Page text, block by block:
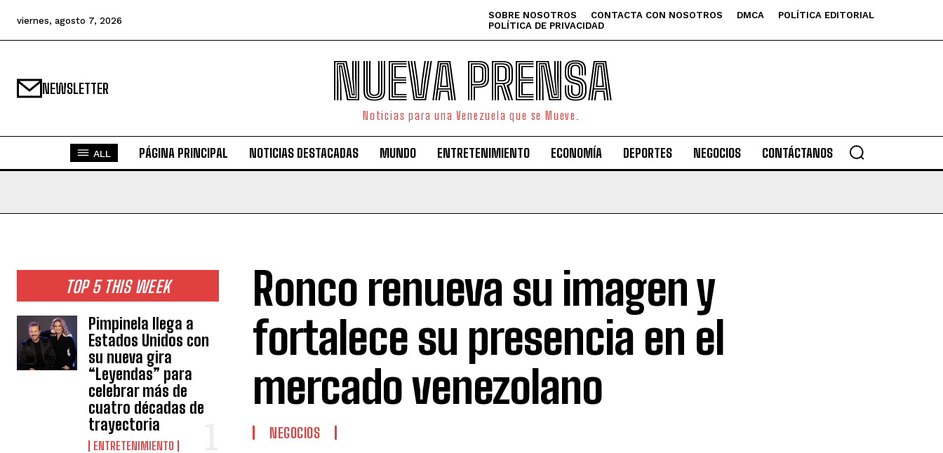
viernes, agosto 7, 2026 SOBRE NOSOTROS CONTACTA CON NOSOTROS DMCA
POLÍTICA EDITORIAL
POLÍTICA DE PRIVACIDAD
NEWSLETTER NUEVA PRENSA
Noticias para una Venezuela que se Mueve.
ALL PÁGINA PRINCIPAL NOTICIAS DESTACADAS MUNDO ENTRETENIMIENTO ECONOMÍA DEPORTES NEGOCIOS CONTÁCTANOS
TOP 5 THIS WEEK
Pimpinela llega a
Estados Unidos con
su nueva gira
“Leyendas” para
celebrar más de
cuatro décadas de
trayectoria
ENTRETENIMIENTO
Ronco renueva su imagen y
fortalece su presencia en el
mercado venezolano
NEGOCIOS